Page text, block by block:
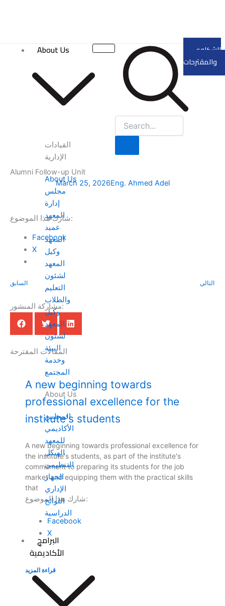
About Us
القيادات
الإدارية
About Us
مجلس
إدارة
المعهد
عميد
المعهد
وكيل
المعهد
لشئون
التعليم
والطلاب
وكيل
المعهد
لشئون
البيئة
وخدمة
المجتمع
About Us
المجلس
الأكاديمي
للمعهد
الهيكل
التنظيمي
الجهاز
الإداري
اللوائح
الدراسية
البرامج
الأكاديمية
الشكاوى
والمقترحات
Alumni Follow-up Unit
March 25, 2026Eng. Ahmed Adel
شارك هذا الموضوع:
Facebook
X
السابق التالي
مشاركة المنشور:
المقالات المقترحة
A new beginning towards
professional excellence for the
institute's students
A new beginning towards professional excellence for
the institute's students, as part of the institute's
commitment to preparing its students for the job
market and equipping them with the practical skills
that
شارك هذا الموضوع:
Facebook
X
قراءة المزيد